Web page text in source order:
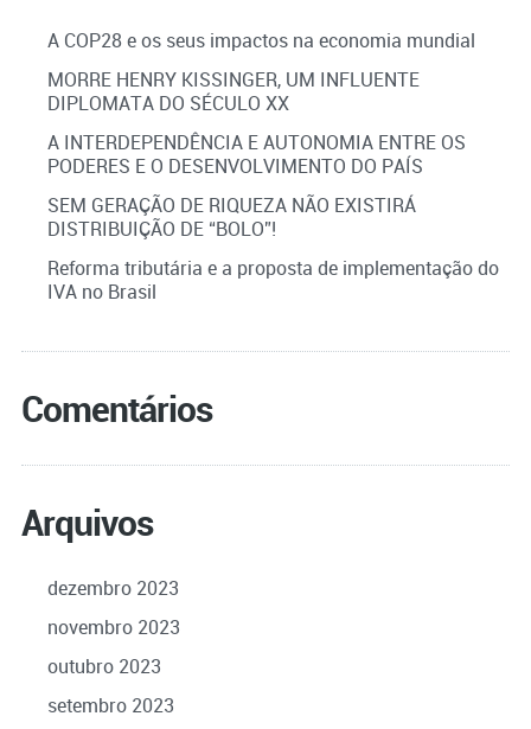
A COP28 e os seus impactos na economia mundial
MORRE HENRY KISSINGER, UM INFLUENTE
DIPLOMATA DO SÉCULO XX
A INTERDEPENDÊNCIA E AUTONOMIA ENTRE OS
PODERES E O DESENVOLVIMENTO DO PAÍS
SEM GERAÇÃO DE RIQUEZA NÃO EXISTIRÁ
DISTRIBUIÇÃO DE “BOLO”!
Reforma tributária e a proposta de implementação do
IVA no Brasil
Comentários
Arquivos
dezembro 2023
novembro 2023
outubro 2023
setembro 2023